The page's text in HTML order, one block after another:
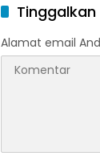
Alamat email